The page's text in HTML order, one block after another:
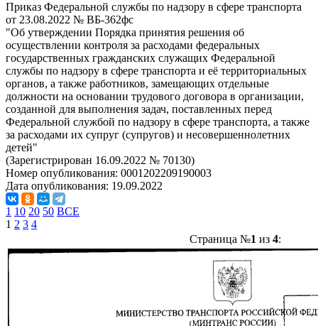
Приказ Федеральной службы по надзору в сфере транспорта
от 23.08.2022 № ВБ-362фс
"Об утверждении Порядка принятия решения об
осуществлении контроля за расходами федеральных
государственных гражданских служащих Федеральной
службы по надзору в сфере транспорта и её территориальных
органов, а также работников, замещающих отдельные
должности на основании трудового договора в организации,
созданной для выполнения задач, поставленных перед
Федеральной службой по надзору в сфере транспорта, а также
за расходами их супруг (супругов) и несовершеннолетних
детей"
(Зарегистрирован 16.09.2022 № 70130)
Номер опубликования: 0001202209190003
Дата опубликования: 19.09.2022
1 10 20 50 ВСЕ
1 2 3 4
Страница №1 из 4: